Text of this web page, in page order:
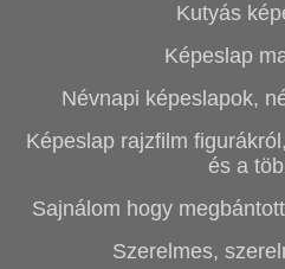
Kutyás
Képeslap
Névnapi képeslapok,
Képeslap rajzfilm
és a
Sajnálom hogy
Szerelmes,